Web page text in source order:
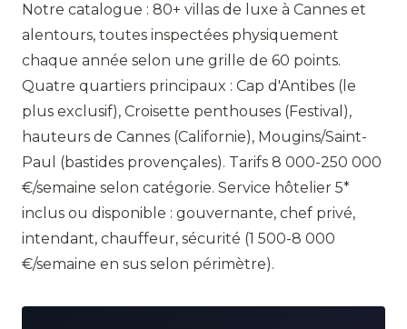
Notre catalogue : 80+ villas de luxe à Cannes et
alentours, toutes inspectées physiquement
chaque année selon une grille de 60 points.
Quatre quartiers principaux : Cap d'Antibes (le
plus exclusif), Croisette penthouses (Festival),
hauteurs de Cannes (Californie), Mougins/Saint-
Paul (bastides provençales). Tarifs 8 000-250 000
€/semaine selon catégorie. Service hôtelier 5*
inclus ou disponible : gouvernante, chef privé,
intendant, chauffeur, sécurité (1 500-8 000
€/semaine en sus selon périmètre).